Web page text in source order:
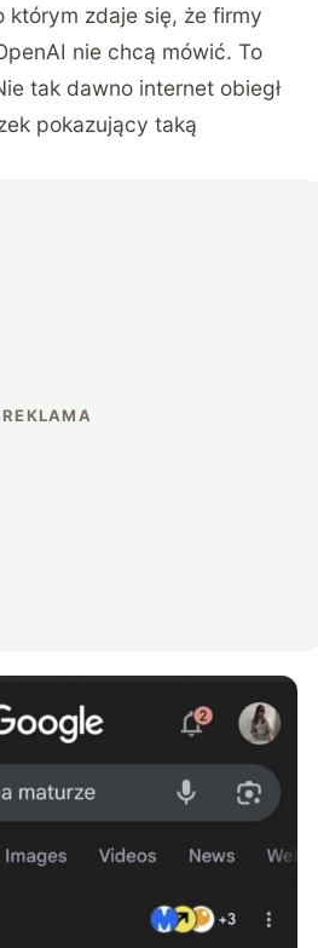
którym zdaje się, że firmy
nie chcą mówić. To
tak dawno internet obiegł
pokazujący taką